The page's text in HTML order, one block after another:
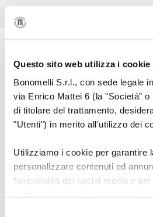
Questo sito web utilizza i cookie
Bonomelli S.r.l., con sede legale
via Enrico Mattei 6 (la "Società" o
di titolare del trattamento,
"Utenti") in merito all'utilizzo dei
Utilizziamo i cookie per garantire
personalizzare contenuti ed
funzionalità dei social media e
MODO
Ponga una bolsita filtro